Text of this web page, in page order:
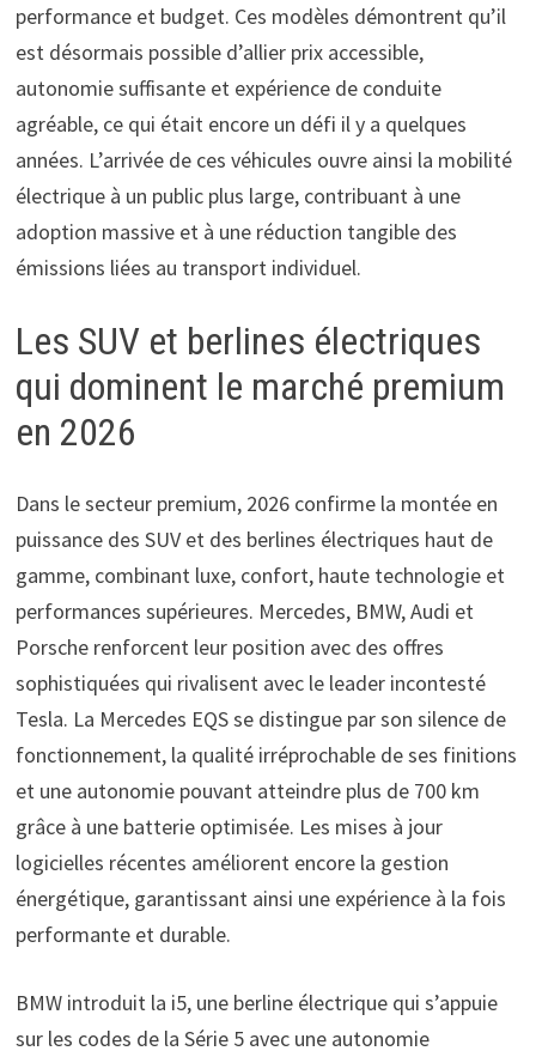
performance et budget. Ces modèles démontrent qu’il
est désormais possible d’allier prix accessible,
autonomie suffisante et expérience de conduite
agréable, ce qui était encore un défi il y a quelques
années. L’arrivée de ces véhicules ouvre ainsi la mobilité
électrique à un public plus large, contribuant à une
adoption massive et à une réduction tangible des
émissions liées au transport individuel.
Les SUV et berlines électriques
qui dominent le marché premium
en 2026
Dans le secteur premium, 2026 confirme la montée en
puissance des SUV et des berlines électriques haut de
gamme, combinant luxe, confort, haute technologie et
performances supérieures. Mercedes, BMW, Audi et
Porsche renforcent leur position avec des offres
sophistiquées qui rivalisent avec le leader incontesté
Tesla. La Mercedes EQS se distingue par son silence de
fonctionnement, la qualité irréprochable de ses finitions
et une autonomie pouvant atteindre plus de 700 km
grâce à une batterie optimisée. Les mises à jour
logicielles récentes améliorent encore la gestion
énergétique, garantissant ainsi une expérience à la fois
performante et durable.
BMW introduit la i5, une berline électrique qui s’appuie
sur les codes de la Série 5 avec une autonomie